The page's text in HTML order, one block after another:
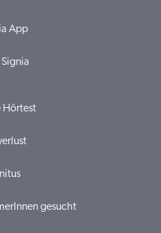
App
Hörtest
gesucht